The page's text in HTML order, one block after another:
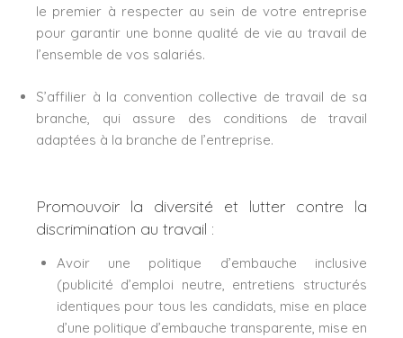
le premier à respecter au sein de votre entreprise
pour garantir une bonne qualité de vie au travail de
l’ensemble de vos salariés.
S’affilier à la convention collective de travail de sa
branche, qui assure des conditions de travail
adaptées à la branche de l’entreprise.
Promouvoir la diversité et lutter contre la
discrimination au travail :
Avoir une politique d’embauche inclusive
(publicité d’emploi neutre, entretiens structurés
identiques pour tous les candidats, mise en place
d’une politique d’embauche transparente, mise en